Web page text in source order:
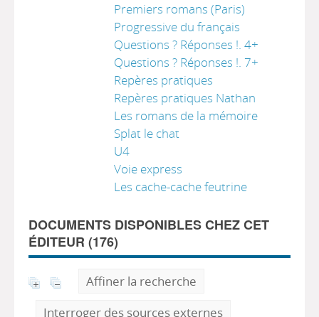
Premiers romans (Paris)
Progressive du français
Questions ? Réponses !. 4+
Questions ? Réponses !. 7+
Repères pratiques
Repères pratiques Nathan
Les romans de la mémoire
Splat le chat
U4
Voie express
Les cache-cache feutrine
DOCUMENTS DISPONIBLES CHEZ CET
ÉDITEUR (176)
Affiner la recherche
Interroger des sources externes